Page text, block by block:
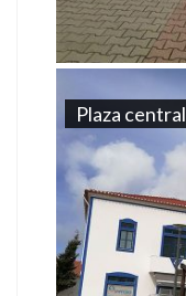
Plaza central